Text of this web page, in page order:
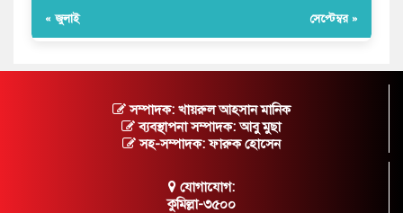
« জুলাই সেপ্টেম্বর »
সম্পাদক: খায়রুল আহসান মানিক
ব্যবস্থাপনা সম্পাদক: আবু মুছা
সহ-সম্পাদক: ফারুক হোসেন
যোগাযোগ:
কুমিল্লা-৩৫০০